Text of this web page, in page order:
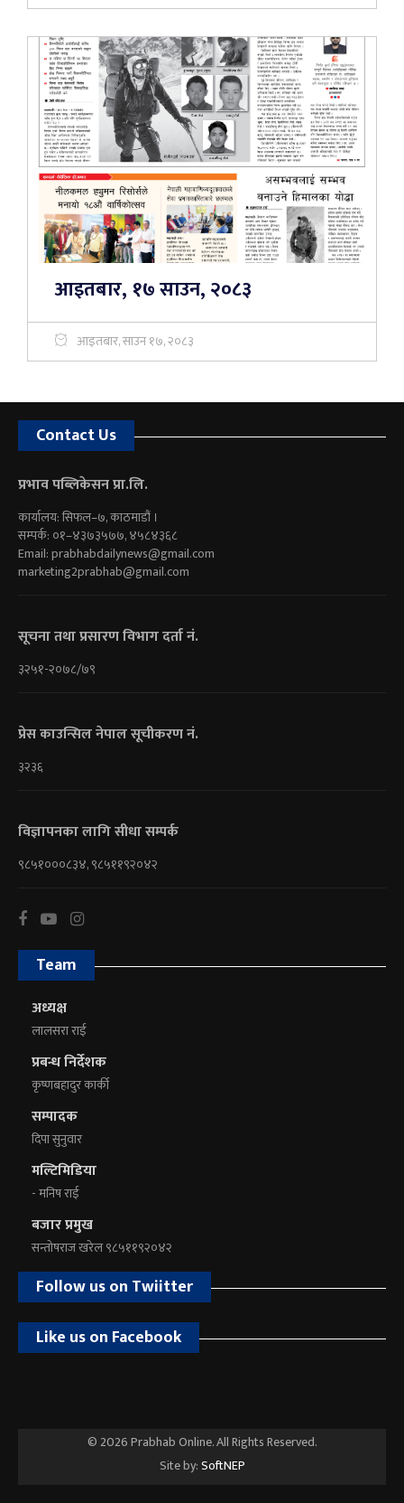
आइतबार, १७ साउन, २०८३
आइतबार, साउन १७, २०८३
Contact Us
प्रभाव पब्लिकेसन प्रा.लि.
कार्यालय: सिफल–७, काठमाडौं ।
सम्पर्क: ०१–४३७३५७७, ४५८४३६८
Email:prabhabdailynews@gmail.com
marketing2prabhab@gmail.com
सूचना तथा प्रसारण विभाग दर्ता नं.
३२५१-२०७८/७९
प्रेस काउन्सिल नेपाल सूचीकरण नं.
३२३६
विज्ञापनका लागि सीधा सम्पर्क
९८५१०००८३४, ९८५११९२०४२
Team
अध्यक्ष
लालसरा राई
प्रबन्ध निर्देशक
कृष्णबहादुर कार्की
सम्पादक
दिपा सुनुवार
मल्टिमिडिया
- मनिष राई
बजार प्रमुख
सन्तोषराज खरेल ९८५११९२०४२
Follow us on Twiitter
Like us on Facebook
© 2026 Prabhab Online. All Rights Reserved.
Site by:SoftNEP